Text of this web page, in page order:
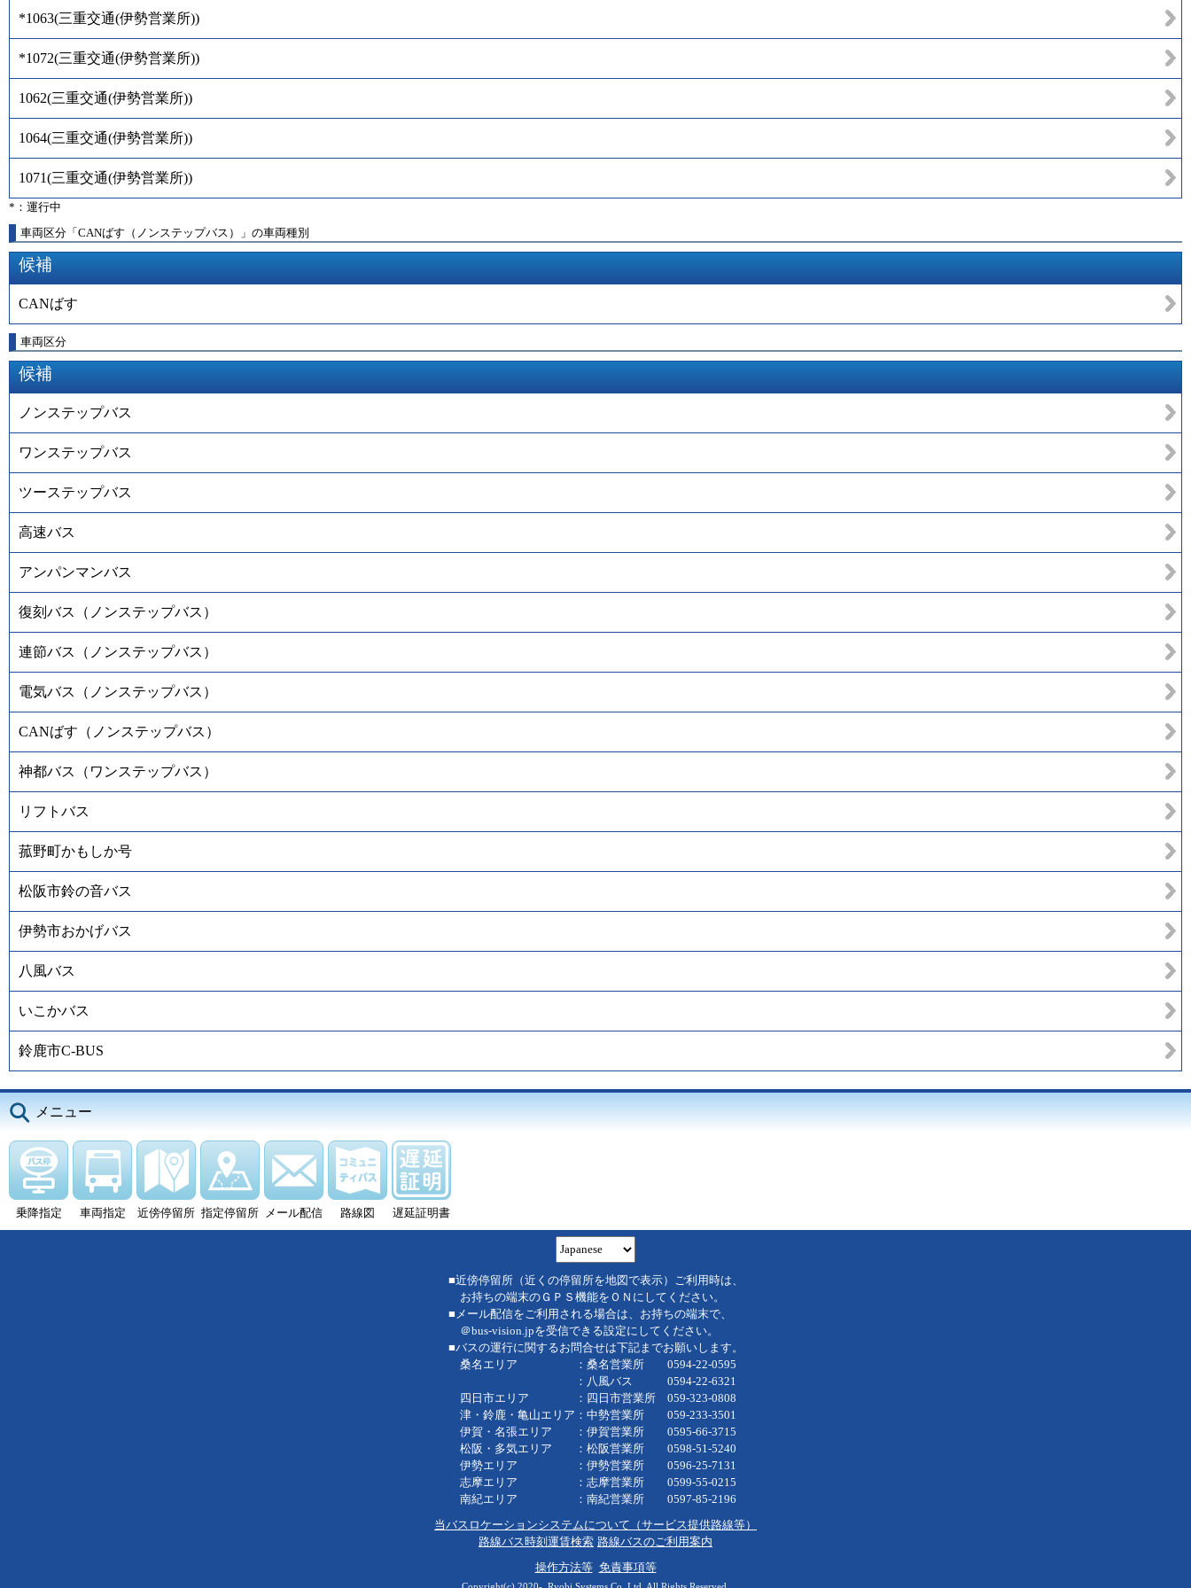
*1063(三重交通(伊勢営業所))
*1072(三重交通(伊勢営業所))
1062(三重交通(伊勢営業所))
1064(三重交通(伊勢営業所))
1071(三重交通(伊勢営業所))
*：運行中
車両区分「CANばす（ノンステップバス）」の車両種別
候補
CANばす
車両区分
候補
ノンステップバス
ワンステップバス
ツーステップバス
高速バス
アンパンマンバス
復刻バス（ノンステップバス）
連節バス（ノンステップバス）
電気バス（ノンステップバス）
CANばす（ノンステップバス）
神都バス（ワンステップバス）
リフトバス
菰野町かもしか号
松阪市鈴の音バス
伊勢市おかげバス
八風バス
いこかバス
鈴鹿市C-BUS
メニュー
乗降指定 車両指定 近傍停留所 指定停留所 メール配信 路線図 遅延証明書
■近傍停留所（近くの停留所を地図で表示）ご利用時は、
お持ちの端末のＧＰＳ機能をＯＮにしてください。
■メール配信をご利用される場合は、お持ちの端末で、
＠bus-vision.jpを受信できる設定にしてください。
■バスの運行に関するお問合せは下記までお願いします。
桑名エリア ：桑名営業所 0594-22-0595
：八風バス 0594-22-6321
四日市エリア ：四日市営業所 059-323-0808
津・鈴鹿・亀山エリア：中勢営業所 059-233-3501
伊賀・名張エリア ：伊賀営業所 0595-66-3715
松阪・多気エリア ：松阪営業所 0598-51-5240
伊勢エリア ：伊勢営業所 0596-25-7131
志摩エリア ：志摩営業所 0599-55-0215
南紀エリア ：南紀営業所 0597-85-2196
当バスロケーションシステムについて（サービス提供路線等）
路線バス時刻運賃検索 路線バスのご利用案内
操作方法等 免責事項等